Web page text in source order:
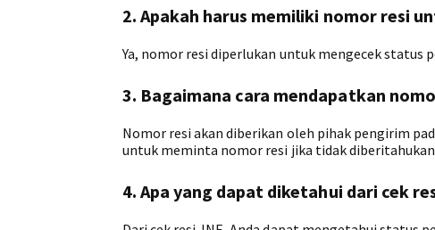
2. Apakah harus memiliki nomor resi
Ya, nomor resi diperlukan untuk mengecek status
3. Bagaimana cara mendapatkan
Nomor resi akan diberikan oleh pihak pengirim
untuk meminta nomor resi jika tidak diberitahukan
4. Apa yang dapat diketahui dari cek